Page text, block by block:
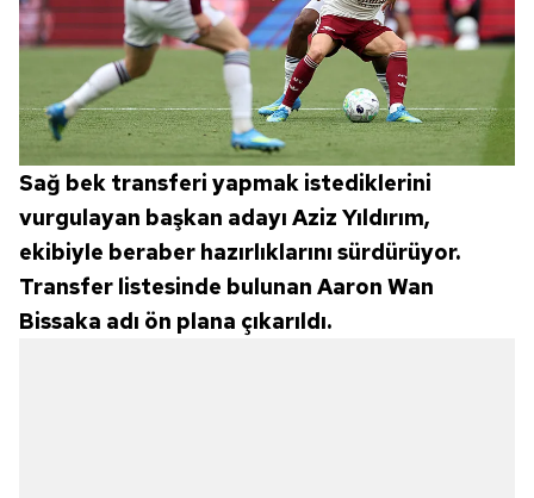
Sağ bek transferi yapmak istediklerini
vurgulayan başkan adayı Aziz Yıldırım,
ekibiyle beraber hazırlıklarını sürdürüyor.
Transfer listesinde bulunan Aaron Wan
Bissaka adı ön plana çıkarıldı.